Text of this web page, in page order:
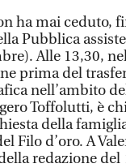
ha mai ceduto,
Pubblica
Alle 13,30,
prima del
nell’ambito
Toffolutti, è
della
Filo d’oro. A
redazione del